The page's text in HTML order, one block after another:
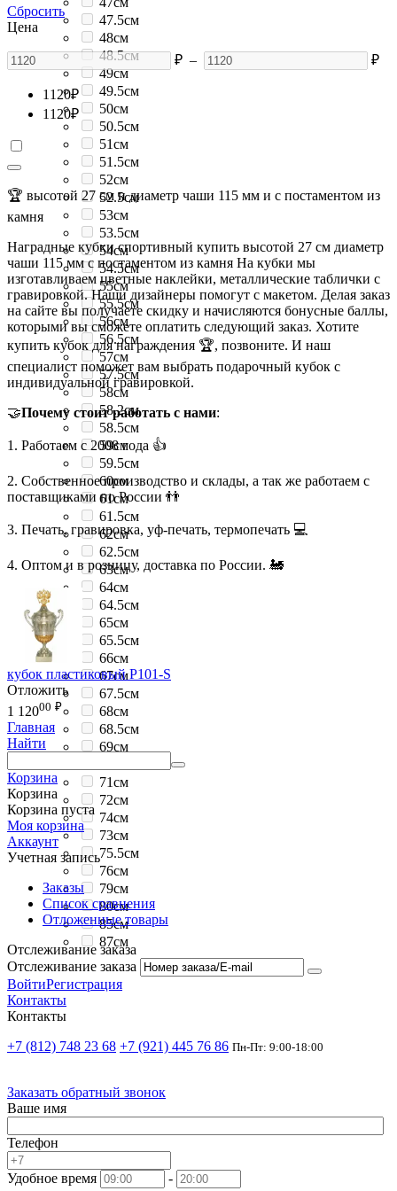
47.5см
48см
48.5см
49см
49.5см
50см
50.5см
51см
51.5см
52см
52.5см
53см
53.5см
54см
54.5см
55см
55.5см
56см
56.5см
57см
57.5см
58см
58.2см
58.5см
59см
59.5см
60см
61см
61.5см
62см
62.5см
63см
64см
64.5см
65см
65.5см
66см
67см
67.5см
68см
68.5см
69см
71см
72см
74см
73см
75.5см
76см
79см
80см
85см
87см
Сбросить
Цена
₽ – ₽
1120₽
1120₽
🏆 высотой 27 см и диаметр чаши 115 мм и с постаментом из
камня
Наградные кубки спортивный купить высотой 27 см диаметр
чаши 115 мм с постаментом из камня На кубки мы
изготавливаем цветные наклейки, металлические таблички с
гравировкой. Наши дизайнеры помогут с макетом. Делая заказ
на сайте вы получаете скидку и начисляются бонусные баллы,
которыми вы сможете оплатить следующий заказ. Хотите
купить кубок для награждения 🏆, позвоните. И наш
специалист поможет вам выбрать подарочный кубок с
индивидуальной гравировкой.
🤝Почему стоит работать с нами:
1. Работаем с 2008 года 👍
2. Собственное производство и склады, а так же работаем с
поставщиками по России 👬
3. Печать, гравировка, уф-печать, термопечать 💻
4. Оптом и в розницу, доставка по России. 🚂
кубок пластиковый P101-S
Отложить
1 12000 ₽
Главная
Найти
Корзина
Корзина
Корзина пуста
Моя корзина
Аккаунт
Учетная запись
Заказы
Список сравнения
Отложенные товары
Отслеживание заказа
Отслеживание заказа
ВойтиРегистрация
Контакты
Контакты
+7 (812) 748 23 68 +7 (921) 445 76 86 Пн-Пт: 9:00-18:00
Заказать обратный звонок
Ваше имя
Телефон
Удобное время
-